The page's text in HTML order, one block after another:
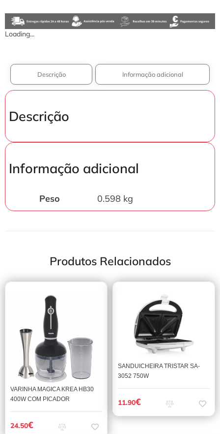
Loading...
Descrição Informação adicional
Descrição
Informação adicional
Peso 0.598 kg
Produtos Relacionados
VARINHA MAGICA KREA HB30
400W COM PICADOR
24.50€
SANDUICHEIRA TRISTAR SA-
3052 750W
11.90€